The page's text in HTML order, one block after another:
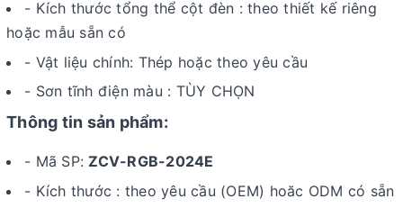
- Kích thước tổng thể cột đèn : theo thiết kế riêng
hoặc mẫu sẵn có
- Vật liệu chính: Thép hoặc theo yêu cầu
- Sơn tĩnh điện màu : TÙY CHỌN
Thông tin sản phẩm:
- Mã SP:ZCV-RGB-2024E
- Kích thước : theo yêu cầu (OEM) hoăc ODM có sẵn